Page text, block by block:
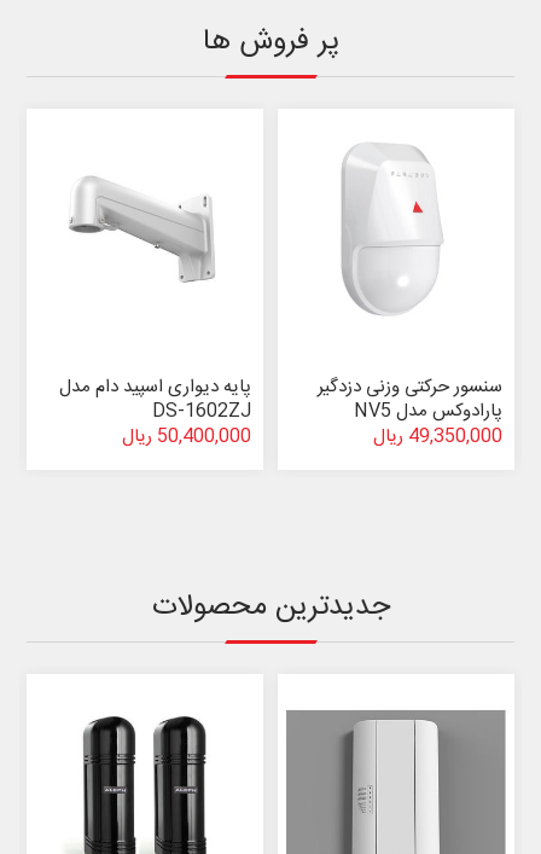
پر فروش ها
سنسور حرکتی وزنی دزدگیر
پارادوکس مدل NV5
49,350,000 ریال
پایه دیواری اسپید دام مدل
DS-1602ZJ
50,400,000 ریال
جدیدترین محصولات